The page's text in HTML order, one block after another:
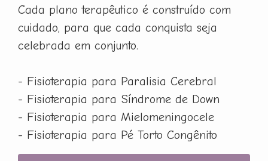
Cada plano terapêutico é construído com
cuidado, para que cada conquista seja
celebrada em conjunto.
- Fisioterapia para Paralisia Cerebral
- Fisioterapia para Síndrome de Down
- Fisioterapia para Mielomeningocele
- Fisioterapia para Pé Torto Congênito